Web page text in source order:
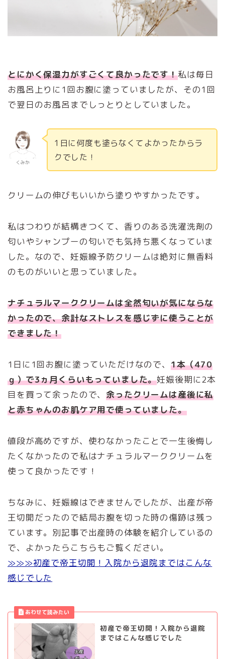
とにかく保湿力がすごくて良かったです！私は毎日
お風呂上りに1回お腹に塗っていましたが、その1回
で翌日のお風呂までしっとりとしていました。
くみか
1日に何度も塗らなくてよかったからラ
クでした！
クリームの伸びもいいから塗りやすかったです。
私はつわりが結構きつくて、香りのある洗濯洗剤の
匂いやシャンプーの匂いでも気持ち悪くなっていま
した。なので、妊娠線予防クリームは絶対に無香料
のものがいいと思っていました。
ナチュラルマーククリームは全然匂いが気にならな
かったので、余計なストレスを感じずに使うことが
できました！
1日に1回お腹に塗っていただけなので、 1本（470
ｇ）で3ヵ月くらいもっていました。妊娠後期に2本
目を買って余ったので、余ったクリームは産後に私
と赤ちゃんのお肌ケア用で使っていました。
値段が高めですが、使わなかったことで一生後悔し
たくなかったので私はナチュラルマーククリームを
使って良かったです！
ちなみに、妊娠線はできませんでしたが、出産が帝
王切開だったので結局お腹を切った時の傷跡は残っ
ています。別記事で出産時の体験を紹介しているの
で、よかったらこちらもご覧ください。
≫≫≫初産で帝王切開！入院から退院まではこんな
感じでした
初産で帝王切開！入院から退院
まではこんな感じでした